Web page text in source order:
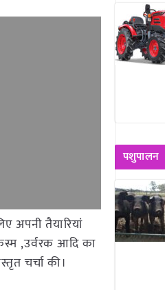
अपनी तैयारियां
,उर्वरक आदि का
चर्चा की।
पशुपालन